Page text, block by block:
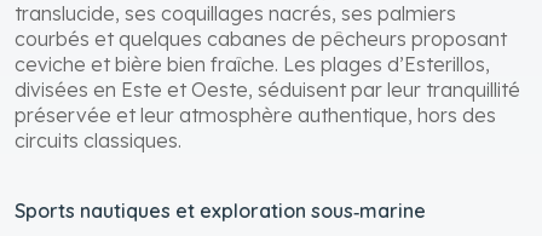
translucide, ses coquillages nacrés, ses palmiers
courbés et quelques cabanes de pêcheurs proposant
ceviche et bière bien fraîche. Les plages d’Esterillos,
divisées en Este et Oeste, séduisent par leur tranquillité
préservée et leur atmosphère authentique, hors des
circuits classiques.
Sports nautiques et exploration sous‑marine